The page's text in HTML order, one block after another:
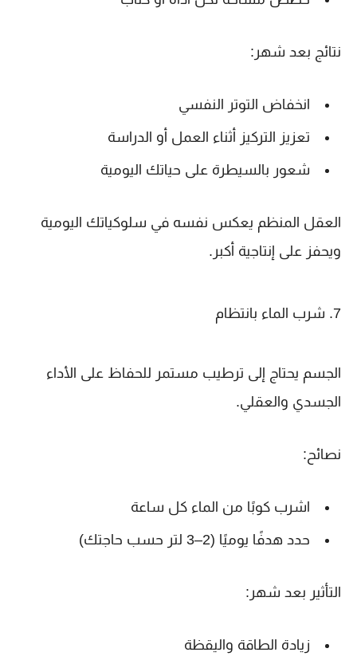
نتائج بعد شهر:
انخفاض التوتر النفسي
تعزيز التركيز أثناء العمل أو الدراسة
شعور بالسيطرة على حياتك اليومية
العقل المنظم يعكس نفسه في سلوكياتك اليومية
ويحفز على إنتاجية أكبر.
7. شرب الماء بانتظام
الجسم يحتاج إلى ترطيب مستمر للحفاظ على الأداء
الجسدي والعقلي.
نصائح:
اشرب كوبًا من الماء كل ساعة
حدد هدفًا يوميًا (2–3 لتر حسب حاجتك)
التأثير بعد شهر:
زيادة الطاقة واليقظة